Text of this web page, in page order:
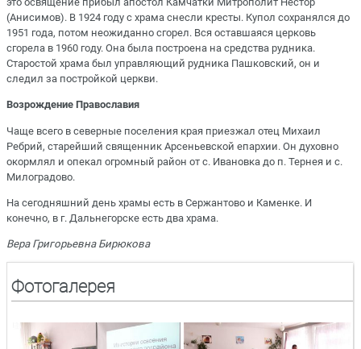
(Анисимов). В 1924 году с храма снесли кресты. Купол сохранялся до
1951 года, потом неожиданно сгорел. Вся оставшаяся церковь
сгорела в 1960 году. Она была построена на средства рудника.
Старостой храма был управляющий рудника Пашковский, он и
следил за постройкой церкви.
Возрождение Православия
Чаще всего в северные поселения края приезжал отец Михаил
Ребрий, старейший священник Арсеньевской епархии. Он духовно
окормлял и опекал огромный район от с. Ивановка до п. Тернея и с.
Милоградово.
На сегодняшний день храмы есть в Сержантово и Каменке. И
конечно, в г. Дальнегорске есть два храма.
Вера Григорьевна Бирюкова
Фотогалерея